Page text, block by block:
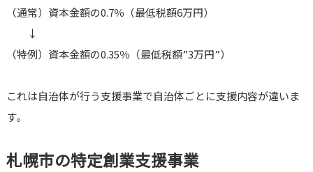
（通常）資本金額の0.7％（最低税額6万円）
↓
（特例）資本金額の0.35％（最低税額”3万円”）
これは自治体が行う支援事業で自治体ごとに支援内容が違いま
す。
札幌市の特定創業支援事業